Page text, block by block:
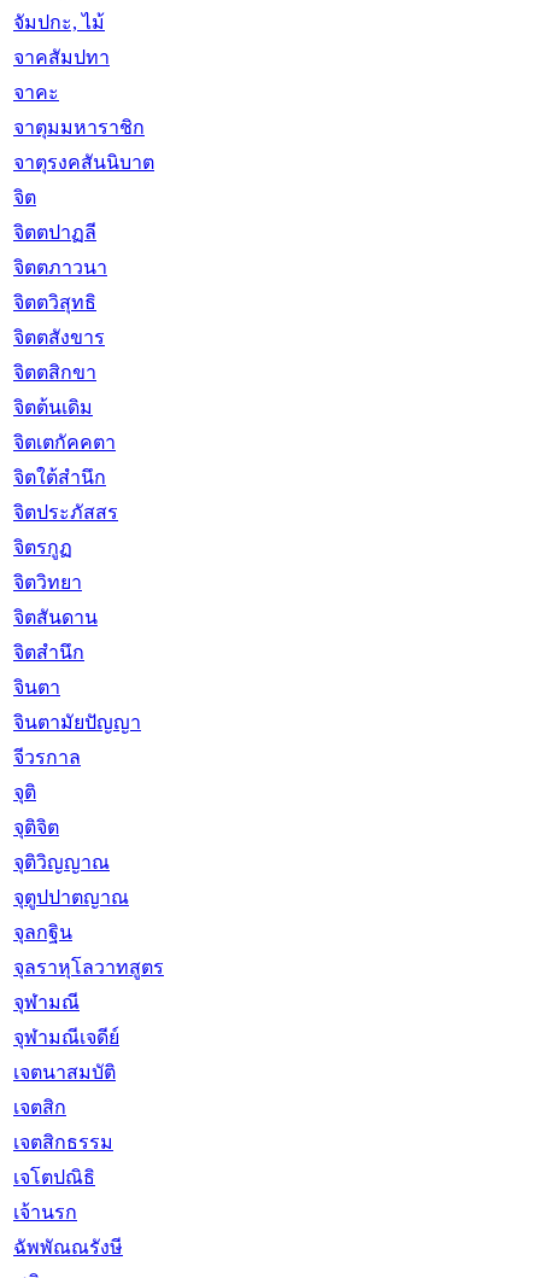
จัมปกะ, ไม้
จาคสัมปทา
จาคะ
จาตุมมหาราชิก
จาตุรงคสันนิบาต
จิต
จิตตปาฏลี
จิตตภาวนา
จิตตวิสุทธิ
จิตตสังขาร
จิตตสิกขา
จิตต้นเดิม
จิตเตกัคคตา
จิตใต้สำนึก
จิตประภัสสร
จิตรกูฏ
จิตวิทยา
จิตสันดาน
จิตสำนึก
จินตา
จินตามัยปัญญา
จีวรกาล
จุติ
จุติจิต
จุติวิญญาณ
จุตูปปาตญาณ
จุลกฐิน
จุลราหุโลวาทสูตร
จุฬามณี
จุฬามณีเจดีย์
เจตนาสมบัติ
เจตสิก
เจตสิกธรรม
เจโตปณิธิ
เจ้านรก
ฉัพพัณณรังษี